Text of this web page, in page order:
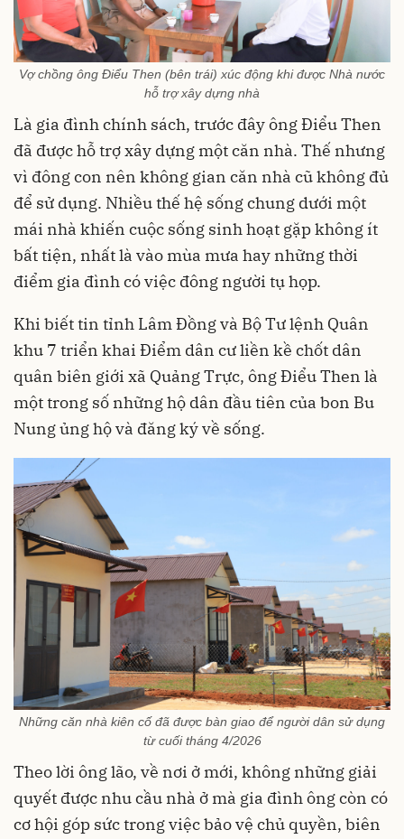
Vợ chồng ông Điểu Then (bên trái) xúc động khi được Nhà nước
hỗ trợ xây dựng nhà
Là gia đình chính sách, trước đây ông Điểu Then
đã được hỗ trợ xây dựng một căn nhà. Thế nhưng
vì đông con nên không gian căn nhà cũ không đủ
để sử dụng. Nhiều thế hệ sống chung dưới một
mái nhà khiến cuộc sống sinh hoạt gặp không ít
bất tiện, nhất là vào mùa mưa hay những thời
điểm gia đình có việc đông người tụ họp.
Khi biết tin tỉnh Lâm Đồng và Bộ Tư lệnh Quân
khu 7 triển khai Điểm dân cư liền kề chốt dân
quân biên giới xã Quảng Trực, ông Điểu Then là
một trong số những hộ dân đầu tiên của bon Bu
Nung ủng hộ và đăng ký về sống.
Những căn nhà kiên cố đã được bàn giao để người dân sử dụng
từ cuối tháng 4/2026
Theo lời ông lão, về nơi ở mới, không những giải
quyết được nhu cầu nhà ở mà gia đình ông còn có
cơ hội góp sức trong việc bảo vệ chủ quyền, biên